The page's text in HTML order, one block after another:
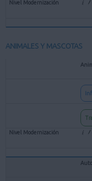
ANIMALES Y MASCOTAS